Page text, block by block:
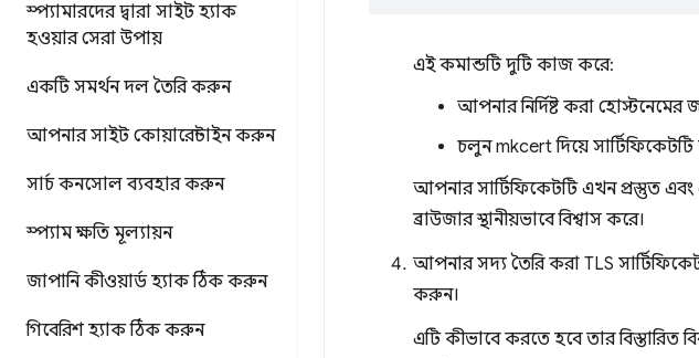
স্প্যামারদের দ্বারা সাইট হ্যাক
হওয়ার সেরা উপায়
একটি সমর্থন দল তৈরি করুন
আপনার সাইট কোয়ারেন্টাইন করুন
সার্চ কনসোল ব্যবহার করুন
স্প্যাম ক্ষতি মূল্যায়ন
জাপানি কীওয়ার্ড হ্যাক ঠিক করুন
গিবেরিশ হ্যাক ঠিক করুন
এই কমান্ডটি দুটি কাজ করে:
আপনার নির্দিষ্ট করা হোস্টনেমের
চলুন mkcert দিয়ে সার্টিফিকেটটি
আপনার সার্টিফিকেটটি এখন প্রস্তুত এবং
ব্রাউজার স্থানীয়ভাবে বিশ্বাস করে।
আপনার সদ্য তৈরি করা TLS
করুন।
এটি কীভাবে করতে হবে তার বিস্তারিত